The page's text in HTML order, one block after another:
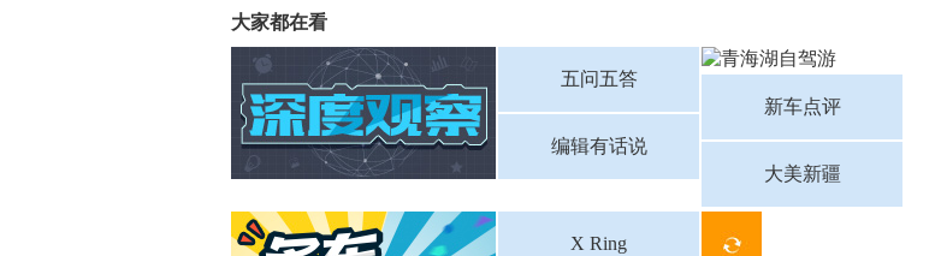
大家都在看
五问五答
编辑有话说
新车点评
大美新疆
X Ring